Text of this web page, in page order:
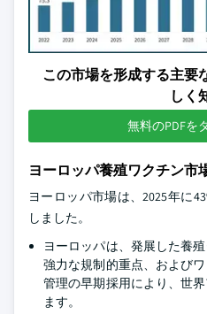
この市場を形成する主要
しく
無料のPDFを
ヨーロッパ養殖ワクチン市
ヨーロッパ市場は、2025年に
しました。
ヨーロッパは、発展した養
強力な規制的重点、および
管理の早期採用により、世
ます。